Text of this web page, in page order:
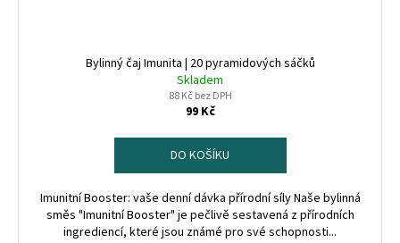
Bylinný čaj Imunita | 20 pyramidových sáčků
Skladem
88 Kč bez DPH
99 Kč
DO KOŠÍKU
Imunitní Booster: vaše denní dávka přírodní síly Naše bylinná
směs "Imunitní Booster" je pečlivě sestavená z přírodních
ingrediencí, které jsou známé pro své schopnosti...